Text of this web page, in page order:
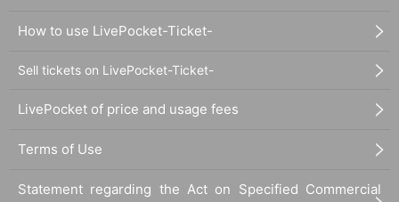
How to use LivePocket-Ticket-
Sell tickets on LivePocket-Ticket-
LivePocket of price and usage fees
Terms of Use
Statement regarding the Act on Specified Commercial